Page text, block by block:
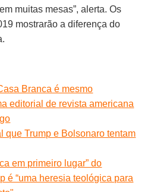
muitas mesas”, alerta. Os
mostrarão a diferença do
Branca é mesmo
editorial de revista americana
que Trump e Bolsonaro tentam
em primeiro lugar” do
é “uma heresia teológica para